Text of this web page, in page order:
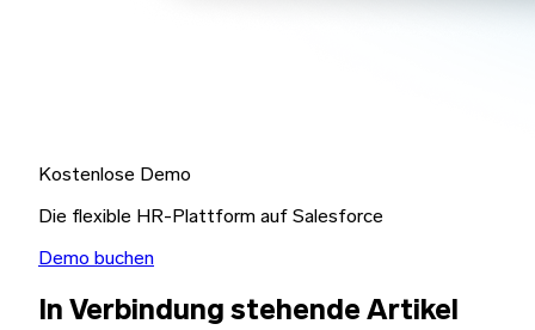
Kostenlose Demo
Die flexible HR-Plattform auf Salesforce
Demo buchen
In Verbindung stehende Artikel